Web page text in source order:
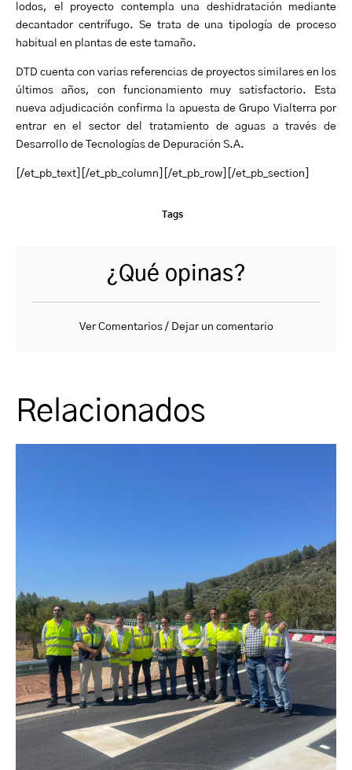
lodos, el proyecto contempla una deshidratación mediante
decantador centrífugo. Se trata de una tipología de proceso
habitual en plantas de este tamaño.
DTD cuenta con varias referencias de proyectos similares en los
últimos años, con funcionamiento muy satisfactorio. Esta
nueva adjudicación confirma la apuesta de Grupo Vialterra por
entrar en el sector del tratamiento de aguas a través de
Desarrollo de Tecnologías de Depuración S.A.
[/et_pb_text][/et_pb_column][/et_pb_row][/et_pb_section]
Tags
¿Qué opinas?
Ver Comentarios / Dejar un comentario
Relacionados